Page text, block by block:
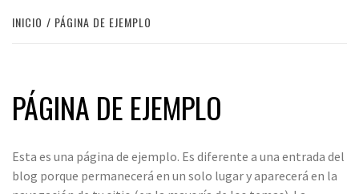
INICIO PÁGINA DE EJEMPLO
PÁGINA DE EJEMPLO
Esta es una página de ejemplo. Es diferente a una entrada del
blog porque permanecerá en un solo lugar y aparecerá en la